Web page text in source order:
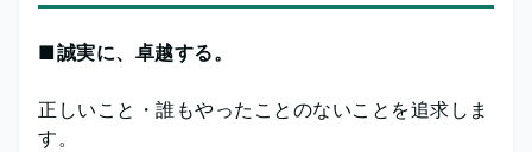
■誠実に、卓越する。
正しいこと・誰もやったことのないことを追求しま
す。